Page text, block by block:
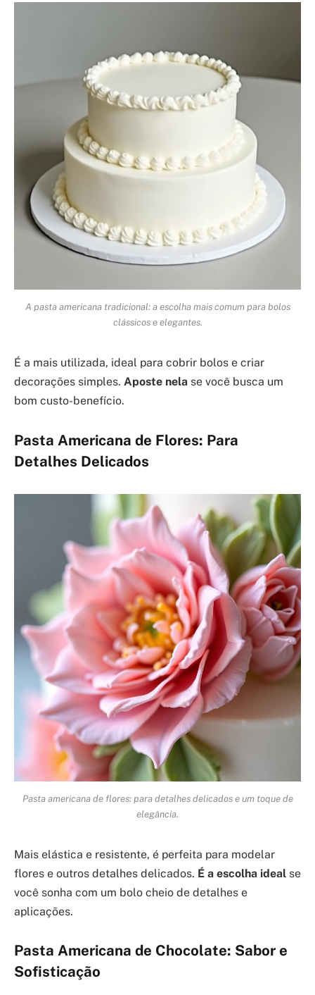
A pasta americana tradicional: a escolha mais comum para bolos
clássicos e elegantes.
É a mais utilizada, ideal para cobrir bolos e criar
decorações simples. Aposte nela se você busca um
bom custo-benefício.
Pasta Americana de Flores: Para
Detalhes Delicados
Pasta americana de flores: para detalhes delicados e um toque de
elegância.
Mais elástica e resistente, é perfeita para modelar
flores e outros detalhes delicados. É a escolha ideal se
você sonha com um bolo cheio de detalhes e
aplicações.
Pasta Americana de Chocolate: Sabor e
Sofisticação